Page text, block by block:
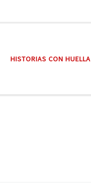
HISTORIAS CON HUELLA